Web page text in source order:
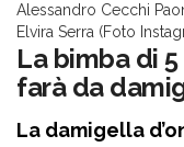
Alessandro Cecchi
Elvira Serra (Foto
La bimba di
farà da
La damigella